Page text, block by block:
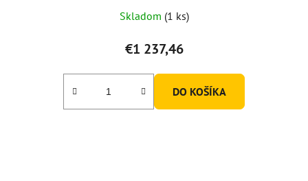
Skladom (1 ks)
€1 237,46
DO KOŠÍKA